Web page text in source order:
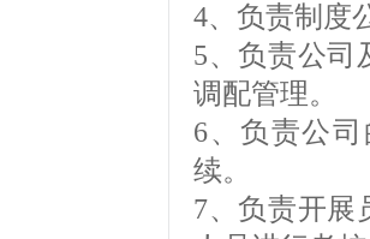
4、负责制度
5、负责公司
调配管理。
6、负责公
续。
7、负责开展